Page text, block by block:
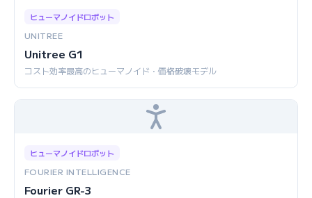
ヒューマノイドロボット
UNITREE
Unitree G1
コスト効率最高のヒューマノイド・価格破壊モデル
ヒューマノイドロボット
FOURIER INTELLIGENCE
Fourier GR-3